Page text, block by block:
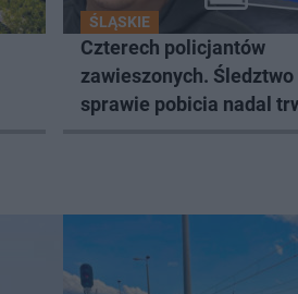
ŚLĄSKIE
Czterech policjantów
zawieszonych. Śledztwo
sprawie pobicia nadal